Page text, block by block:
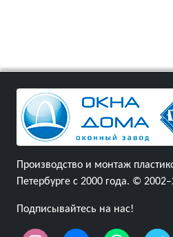
Производство и монтаж
Петербурге с 2000 года. ©
Подписывайтесь на нас!